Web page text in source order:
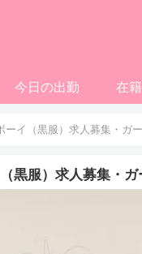
今日の出勤 在
イ（黒服）求人募集・ガ
黒服）求人募集・